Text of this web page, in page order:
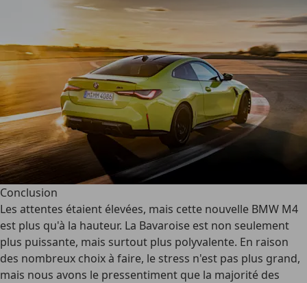
Conclusion
Les attentes étaient élevées, mais cette nouvelle BMW M4
est plus qu'à la hauteur. La Bavaroise est non seulement
plus puissante, mais surtout plus polyvalente. En raison
des nombreux choix à faire, le stress n'est pas plus grand,
mais nous avons le pressentiment que la majorité des